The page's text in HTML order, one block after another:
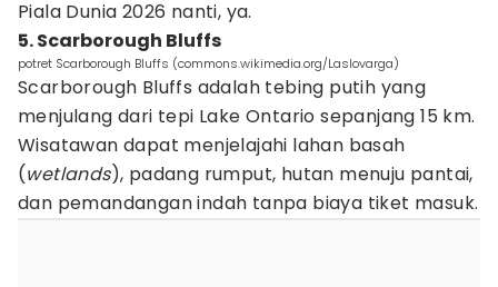
Piala Dunia 2026 nanti, ya.
5. Scarborough Bluffs
potret Scarborough Bluffs (commons.wikimedia.org/Laslovarga)
Scarborough Bluffs adalah tebing putih yang
menjulang dari tepi Lake Ontario sepanjang 15 km.
Wisatawan dapat menjelajahi lahan basah
(wetlands), padang rumput, hutan menuju pantai,
dan pemandangan indah tanpa biaya tiket masuk.